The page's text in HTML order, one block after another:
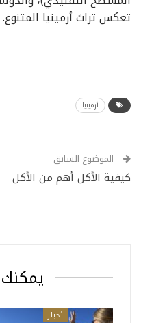
تعكس تراث أرمينيا المتنوع.
أرمينيا
الموضوع السابق
كيفية الأكل أهم من الأكل
يمكنك
أخبار